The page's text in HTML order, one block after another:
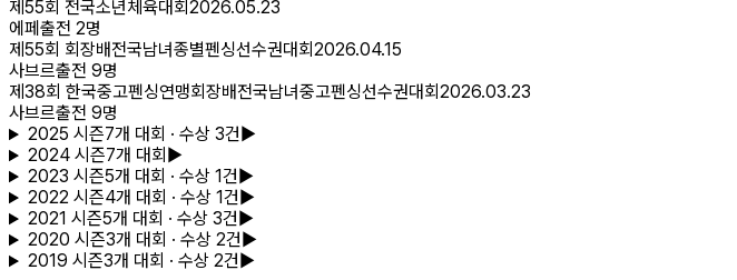
제55회 전국소년체육대회 2026.05.23
에페 출전 2명
제55회 회장배전국남녀종별펜싱선수권대회 2026.04.15
사브르출전 9명
제38회 한국중고펜싱연맹회장배전국남녀중고펜싱선수권대회 2026.03.23
사브르출전 9명
2025 시즌7개 대회 · 수상 3건 ▶
2024시즌7개 대회 ▶
2023 시즌5개 대회 · 수상 1건 ▶
2022 시즌4개 대회 · 수상 1건 ▶
2021 시즌5개 대회 · 수상 3건 ▶
2020 시즌3개 대회 · 수상 2건 ▶
2019 시즌3개 대회 · 수상 2건 ▶